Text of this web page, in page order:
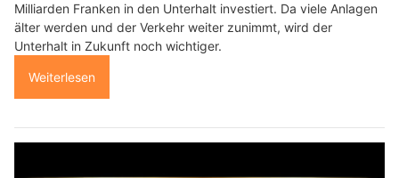
Milliarden Franken in den Unterhalt investiert. Da viele Anlagen
älter werden und der Verkehr weiter zunimmt, wird der
Unterhalt in Zukunft noch wichtiger.
Weiterlesen